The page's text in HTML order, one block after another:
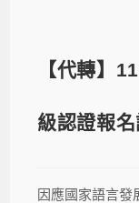
【代轉】
級認證報
因應國家語言發